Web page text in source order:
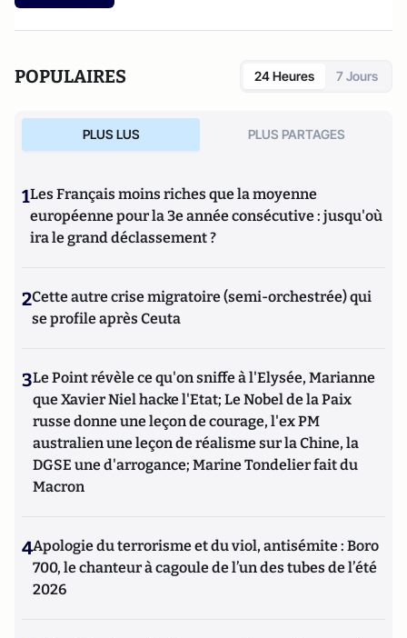
POPULAIRES 24 Heures 7 Jours
PLUS LUS PLUS PARTAGES
1Les Français moins riches que la moyenne
européenne pour la 3e année consécutive : jusqu'où
ira le grand déclassement ?
2Cette autre crise migratoire (semi-orchestrée) qui
se profile après Ceuta
3Le Point révèle ce qu'on sniffe à l'Elysée, Marianne
que Xavier Niel hacke l'Etat; Le Nobel de la Paix
russe donne une leçon de courage, l'ex PM
australien une leçon de réalisme sur la Chine, la
DGSE une d'arrogance; Marine Tondelier fait du
Macron
4Apologie du terrorisme et du viol, antisémite : Boro
700, le chanteur à cagoule de l’un des tubes de l’été
2026